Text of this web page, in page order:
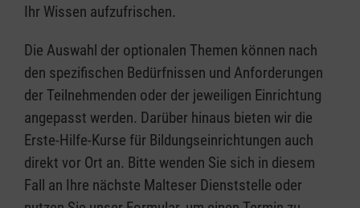
Ihr Wissen aufzufrischen.
Die Auswahl der optionalen Themen können nach
den spezifischen Bedürfnissen und Anforderungen
der Teilnehmenden oder der jeweiligen Einrichtung
angepasst werden. Darüber hinaus bieten wir die
Erste-Hilfe-Kurse für Bildungseinrichtungen auch
direkt vor Ort an. Bitte wenden Sie sich in diesem
Fall an Ihre nächste Malteser Dienststelle oder